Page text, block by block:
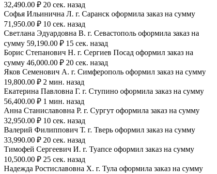
32,490.00 ₽ 20 сек. назад
Софья Ильинична Л. г. Саранск оформила заказ на сумму
71,950.00 ₽ 10 сек. назад
Светлана Эдуардовна В. г. Севастополь оформила заказ на
сумму 59,190.00 ₽ 15 сек. назад
Борис Степанович Н. г. Сергиев Посад оформил заказ на
сумму 46,000.00 ₽ 20 сек. назад
Яков Семенович А. г. Симферополь оформил заказ на сумму
19,800.00 ₽ 2 мин. назад
Екатерина Павловна Г. г. Ступино оформила заказ на сумму
56,400.00 ₽ 1 мин. назад
Анна Станиславовна Р. г. Сургут оформила заказ на сумму
32,950.00 ₽ 10 сек. назад
Валерий Филиппович Т. г. Тверь оформил заказ на сумму
33,990.00 ₽ 20 сек. назад
Тимофей Сергеевич И. г. Туапсе оформил заказ на сумму
10,500.00 ₽ 25 сек. назад
Надежда Ростиславовна Х. г. Тула оформила заказ на сумму